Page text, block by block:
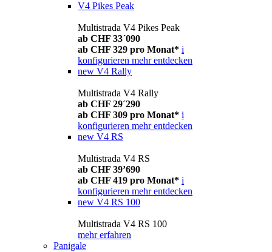
V4 Pikes Peak
Multistrada V4 Pikes Peak
ab CHF 33´090
ab CHF 329 pro Monat* i
konfigurieren mehr entdecken
new V4 Rally
Multistrada V4 Rally
ab CHF 29´290
ab CHF 309 pro Monat* i
konfigurieren mehr entdecken
new V4 RS
Multistrada V4 RS
ab CHF 39’690
ab CHF 419 pro Monat* i
konfigurieren mehr entdecken
new V4 RS 100
Multistrada V4 RS 100
mehr erfahren
Panigale